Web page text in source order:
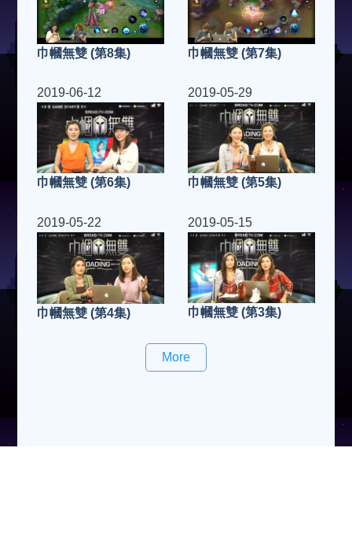
巾幗無雙 (第8集) 巾幗無雙 (第7集)
2019-06-12
巾幗無雙 (第6集)
2019-05-29
巾幗無雙 (第5集)
2019-05-22
巾幗無雙 (第4集)
2019-05-15
巾幗無雙 (第3集)
More